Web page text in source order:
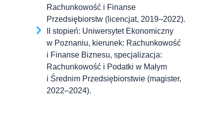
Rachunkowość i Finanse
Przedsiębiorstw (licencjat, 2019–2022).
II stopień: Uniwersytet Ekonomiczny
w Poznaniu, kierunek: Rachunkowość
i Finanse Biznesu, specjalizacja:
Rachunkowość i Podatki w Małym
i Średnim Przedsiębiorstwie (magister,
2022–2024).